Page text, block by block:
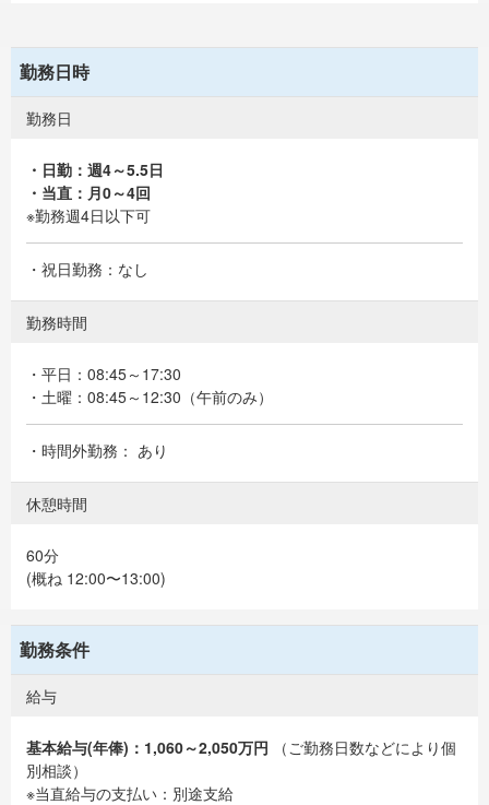
勤務日時
勤務日
・日勤：週4～5.5日
・当直：月0～4回
※勤務週4日以下可
・祝日勤務：なし
勤務時間
・平日：08:45～17:30
・土曜：08:45～12:30（午前のみ）
・時間外勤務： あり
休憩時間
60分
(概ね 12:00〜13:00)
勤務条件
給与
基本給与(年俸)：1,060～2,050万円 （ご勤務日数などにより個
別相談）
※当直給与の支払い：別途支給